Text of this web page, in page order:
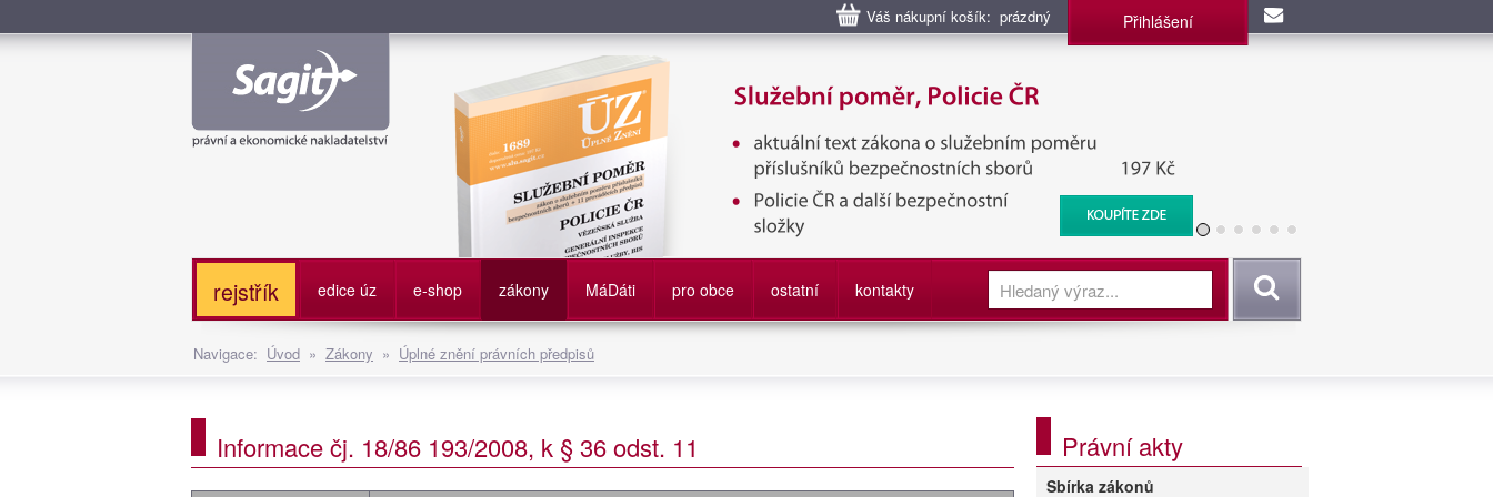
Váš nákupní košík: prázdný Přihlášení
Služební poměr příslušníků bezpečnostních sborů, Policie ČR, Vězeňská služba, BIS, Zpravodajské
služby
rejstřík edice úz e-shop zákony MáDáti pro obce ostatní kontakty Vyhledat
Navigace: Úvod » Zákony » Úplné znění právních předpisů
Informace čj. 18/86 193/2008, k § 36 odst. 11 Právní akty
Sbírka zákonů